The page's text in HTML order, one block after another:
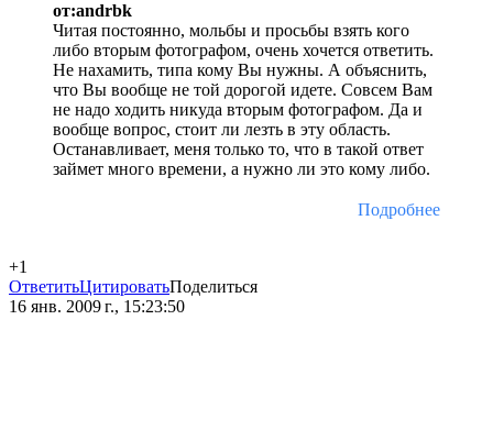
от:andrbk
Читая постоянно, мольбы и просьбы взять кого
либо вторым фотографом, очень хочется ответить.
Не нахамить, типа кому Вы нужны. А объяснить,
что Вы вообще не той дорогой идете. Совсем Вам
не надо ходить никуда вторым фотографом. Да и
вообще вопрос, стоит ли лезть в эту область.
Останавливает, меня только то, что в такой ответ
займет много времени, а нужно ли это кому либо.
Подробнее
+1
ОтветитьЦитироватьПоделиться
16 янв. 2009 г., 15:23:50